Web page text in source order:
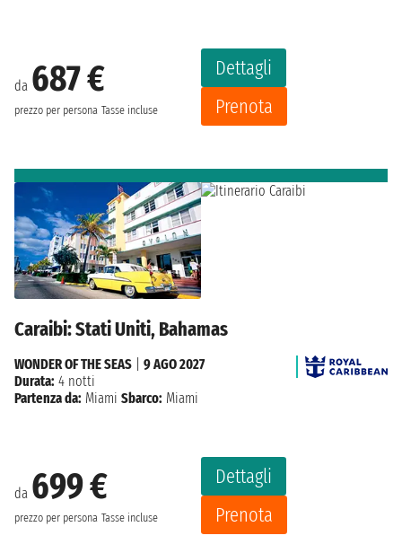
da 687 €
prezzo per persona Tasse incluse
Dettagli
Prenota
Caraibi: Stati Uniti, Bahamas
da 699 €
prezzo per persona Tasse incluse
Dettagli
Prenota
WONDER OF THE SEAS
9 AGO 2027
Durata: 4 notti
Partenza da: Miami Sbarco: Miami